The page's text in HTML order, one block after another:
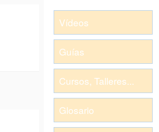
Vídeos
Guías
Cursos, Talleres...
Glosario